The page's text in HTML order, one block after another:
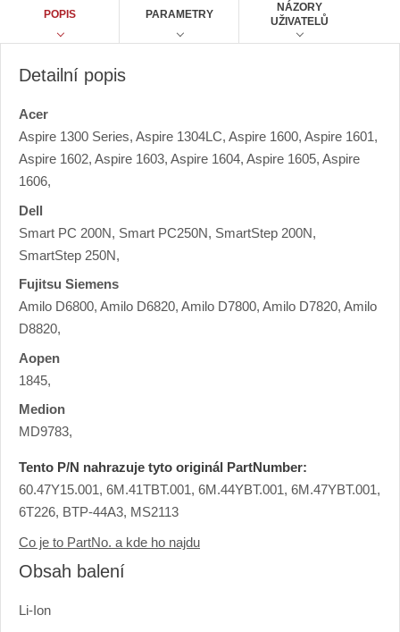
POPIS PARAMETRY
NÁZORY
UŽIVATELŮ
Detailní popis
Acer
Aspire 1300 Series, Aspire 1304LC, Aspire 1600, Aspire 1601,
Aspire 1602, Aspire 1603, Aspire 1604, Aspire 1605, Aspire
1606,
Dell
Smart PC 200N, Smart PC250N, SmartStep 200N,
SmartStep 250N,
Fujitsu Siemens
Amilo D6800, Amilo D6820, Amilo D7800, Amilo D7820, Amilo
D8820,
Aopen
1845,
Medion
MD9783,
Tento P/N nahrazuje tyto originál PartNumber:
60.47Y15.001, 6M.41TBT.001, 6M.44YBT.001, 6M.47YBT.001,
6T226, BTP-44A3, MS2113
Co je to PartNo. a kde ho najdu
Obsah balení
Li-Ion